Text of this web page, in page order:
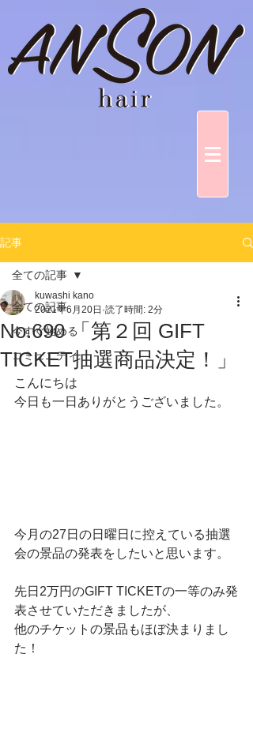
記事
全ての記事
今すぐ始める
コミュニティ
全ての記事
No.690 「第２回 GIFT
TICKET抽選商品決定！」
kuwashi kano
2021年6月20日 読了時間: 2分
こんにちは
今日も一日ありがとうございました。
今月の27日の日曜日に控えている抽選
会の景品の発表をしたいと思います。
先日2万円のGIFT TICKETの一等のみ発
表させていただきましたが、
他のチケットの景品もほぼ決まりまし
た！